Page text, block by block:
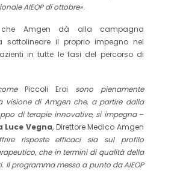
AIEOP di ottobre».
Amgen dà alla campagna
sottolineare il proprio impegno nel
in tutte le fasi del percorso di
Piccoli Eroi sono pienamente
visione di Amgen che, a partire dalla
di terapie innovative, si impegna –
Luce Vegna, Direttore Medico Amgen
risposte efficaci sia sul profilo
che in termini di qualità della
Il programma messo a punto da AIEOP